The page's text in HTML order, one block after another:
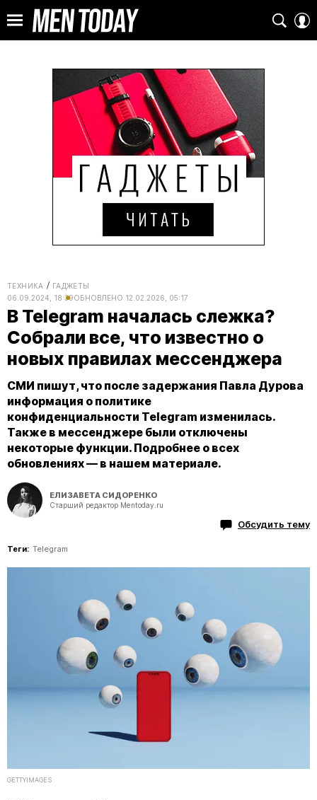
ТЕХНИКА
ГАДЖЕТЫ
06.09.2024, 18:39ОБНОВЛЕНО 12.02.2026, 05:17
В Telegram началась слежка?
Собрали все, что известно о
новых правилах мессенджера
СМИ пишут, что после задержания Павла Дурова
информация о политике
конфиденциальности Telegram изменилась.
Также в мессенджере были отключены
некоторые функции. Подробнее о всех
обновлениях — в нашем материале.
ЕЛИЗАВЕТА СИДОРЕНКО
Старший редактор Mentoday.ru
Обсудить тему
Теги: Telegram
GETTYIMAGES